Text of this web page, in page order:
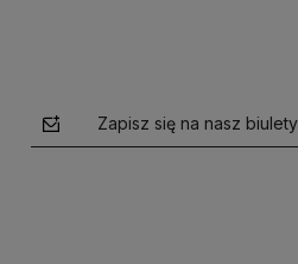
Zapisz się na nasz